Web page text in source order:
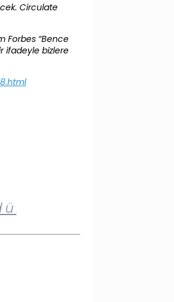
Circulate
Forbes “Bence
ifadeyle bizlere